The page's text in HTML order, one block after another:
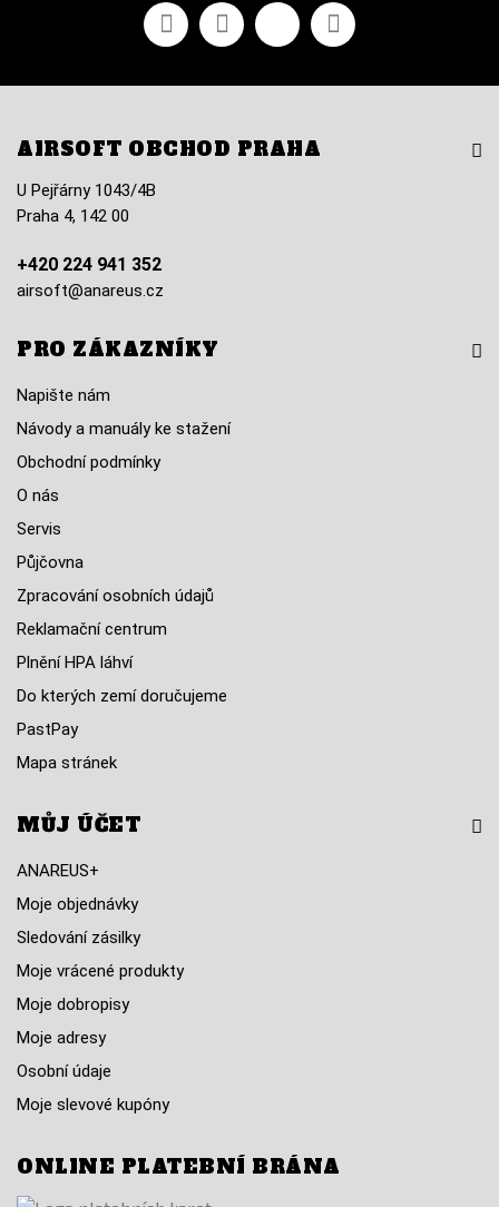
FacebookYouTubeVimeo Instagram
AIRSOFT OBCHOD PRAHA
U Pejřárny 1043/4B
Praha 4, 142 00
+420 224 941 352
airsoft@anareus.cz
PRO ZÁKAZNÍKY
Napište nám
Návody a manuály ke stažení
Obchodní podmínky
O nás
Servis
Půjčovna
Zpracování osobních údajů
Reklamační centrum
Plnění HPA láhví
Do kterých zemí doručujeme
PastPay
Mapa stránek
MŮJ ÚČET
ANAREUS+
Moje objednávky
Sledování zásilky
Moje vrácené produkty
Moje dobropisy
Moje adresy
Osobní údaje
Moje slevové kupóny
ONLINE PLATEBNÍ BRÁNA